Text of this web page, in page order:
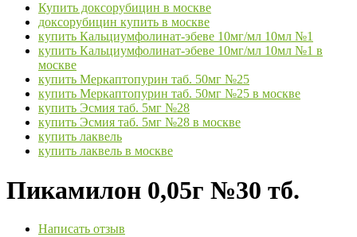
Купить доксорубицин в москве
доксорубицин купить в москве
купить Кальциумфолинат-эбеве 10мг/мл 10мл №1
купить Кальциумфолинат-эбеве 10мг/мл 10мл №1 в
москве
купить Меркаптопурин таб. 50мг №25
купить Меркаптопурин таб. 50мг №25 в москве
купить Эсмия таб. 5мг №28
купить Эсмия таб. 5мг №28 в москве
купить лаквель
купить лаквель в москве
Пикамилон 0,05г №30 тб.
Написать отзыв